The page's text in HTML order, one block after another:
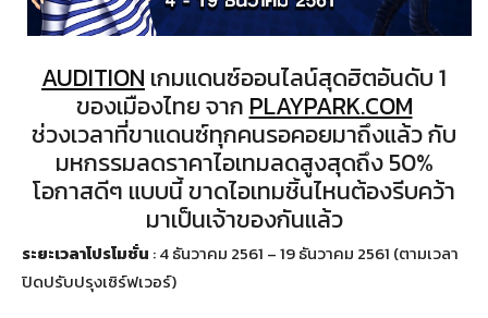
AUDITION เกมแดนซ์ออนไลน์สุดฮิตอันดับ 1
ของเมืองไทย จาก PLAYPARK.COM
ช่วงเวลาที่ขาแดนซ์ทุกคนรอคอยมาถึงแล้ว กับ
มหกรรมลดราคาไอเทมลดสูงสุดถึง 50%
โอกาสดีๆ แบบนี้ ขาดไอเทมชิ้นไหนต้องรีบคว้า
มาเป็นเจ้าของกันแล้ว
ระยะเวลาโปรโมชั่น : 4 ธันวาคม 2561 – 19 ธันวาคม 2561 (ตามเวลา
ปิดปรับปรุงเซิร์ฟเวอร์)